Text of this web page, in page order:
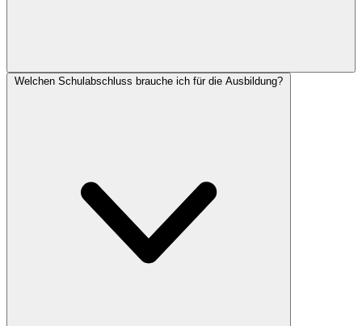
Welchen Schulabschluss brauche ich für die Ausbildung?